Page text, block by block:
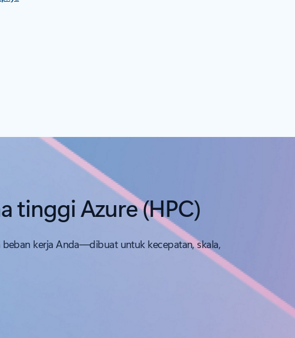
tinggi Azure (HPC)
kerja Anda—dibuat untuk kecepatan, skala,